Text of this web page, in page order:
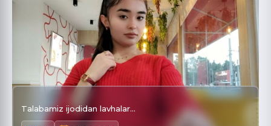
Talabamiz ijodidan lavhalar...